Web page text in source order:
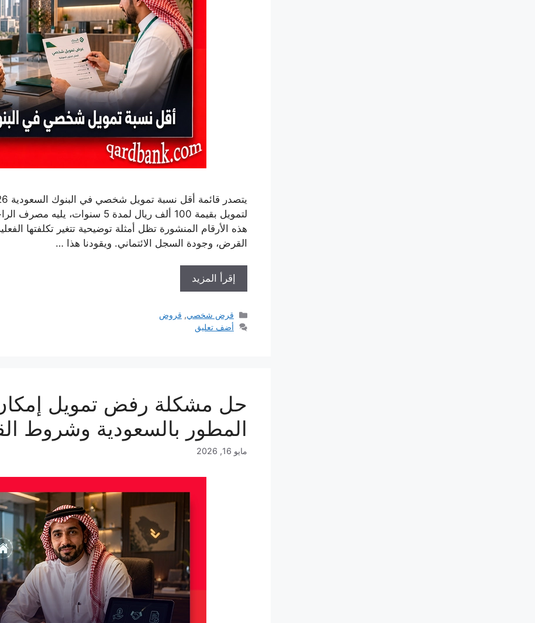
هذه الأرقام المنشورة تظل أمثلة توضيحية تتغير تكلفتها
القرض، وجودة السجل الائتماني. ويقودنا هذا …
إقرأ المزيد
التصنيفات
قرض شخصي, قروض
أضف تعليق
حل مشكلة رفض تمويل
المطور بالسعودية وشروط
مايو 16, 2026